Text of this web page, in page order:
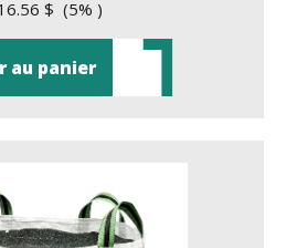
$ (5% )
au panier